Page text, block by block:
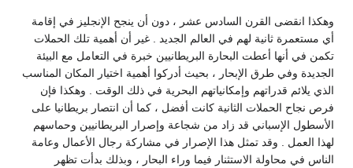
وهكذا انقضى القرن السادس عشر ، دون أن ينجح الإنجليز في إقامة
أي مستعمرة ثانية لهم في العالم الجديد . غير أن أهمية تلك الحملات
تكمن في أنها أعطت البحارة البريطانيين خبرة في التعامل مع البيئة
الجديدة وفي طرق الإبحار ، بحيث أدركوا أهمية اختيار المكان المناسب
الذي يلائم قدراتهم وإمكانياتهم البحرية في ذلك الوقت . وهكذا فإن
فرص نجاح الحملات الثانية كانت أفضل ، كما أن انتصار بريطانيا على
الأسطول الإسباني قد زاد من شجاعة وإصرار البريطانيين وحماسهم
لهذا العمل . وقد تمثل هذا الإصرار في مشاركة رجال الأعمال وعامة
الناس في محاولة الاستثنار فيما وراء البحار ، وبذلك بدأت تظهر